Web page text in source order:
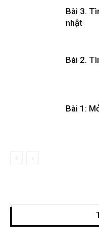
Bài 3.
nhật
Bài 2.
Bài 1: